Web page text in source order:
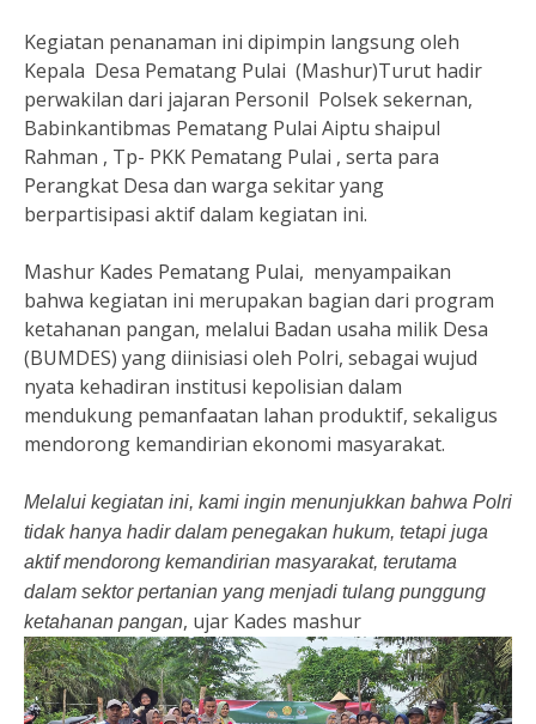
Kegiatan penanaman ini dipimpin langsung oleh
Kepala Desa Pematang Pulai (Mashur)Turut hadir
perwakilan dari jajaran Personil Polsek sekernan,
Babinkantibmas Pematang Pulai Aiptu shaipul
Rahman , Tp- PKK Pematang Pulai , serta para
Perangkat Desa dan warga sekitar yang
berpartisipasi aktif dalam kegiatan ini.
Mashur Kades Pematang Pulai, menyampaikan
bahwa kegiatan ini merupakan bagian dari program
ketahanan pangan, melalui Badan usaha milik Desa
(BUMDES) yang diinisiasi oleh Polri, sebagai wujud
nyata kehadiran institusi kepolisian dalam
mendukung pemanfaatan lahan produktif, sekaligus
mendorong kemandirian ekonomi masyarakat.
Melalui kegiatan ini, kami ingin menunjukkan bahwa Polri
tidak hanya hadir dalam penegakan hukum, tetapi juga
aktif mendorong kemandirian masyarakat, terutama
dalam sektor pertanian yang menjadi tulang punggung
ketahanan pangan, ujar Kades mashur